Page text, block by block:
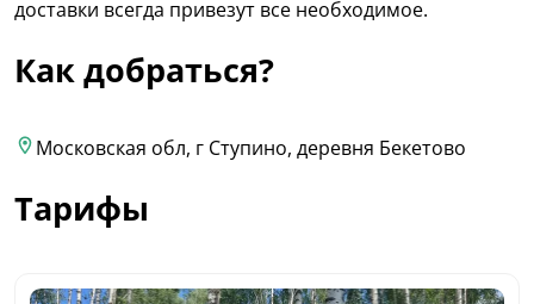
доставки всегда привезут все необходимое.
Как добраться?
Московская обл, г Ступино, деревня Бекетово
Тарифы